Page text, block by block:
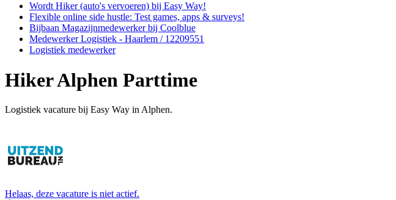
Wordt Hiker (auto's vervoeren) bij Easy Way!
Flexible online side hustle: Test games, apps & surveys!
Bijbaan Magazijnmedewerker bij Coolblue
Medewerker Logistiek - Haarlem / 12209551
Logistiek medewerker
Hiker Alphen Parttime
Logistiek vacature bij Easy Way in Alphen.
Helaas, deze vacature is niet actief.